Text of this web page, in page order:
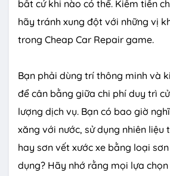
bất cứ khi nào có thể. Kiếm tiền
hãy tránh xung đột với những vị
trong Cheap Car Repair game.
Bạn phải dùng trí thông minh và
để cân bằng giữa chi phí duy trì
lượng dịch vụ. Bạn có bao giờ
xăng với nước, sử dụng nhiên liệu
hay sơn vết xước xe bằng loại
dụng? Hãy nhớ rằng mọi lựa